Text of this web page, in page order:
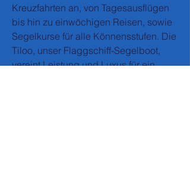
Kreuzfahrten an, von Tagesausflügen
bis hin zu einwöchigen Reisen, sowie
Segelkurse für alle Könnensstufen. Die
Tiloo, unser Flaggschiff-Segelboot,
vereint Leistung und Luxus für ein